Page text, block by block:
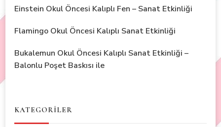
Einstein Okul Öncesi Kalıplı Fen – Sanat Etkinliği
Flamingo Okul Öncesi Kalıplı Sanat Etkinliği
Bukalemun Okul Öncesi Kalıplı Sanat Etkinliği –
Balonlu Poşet Baskısı ile
KATEGORİLER